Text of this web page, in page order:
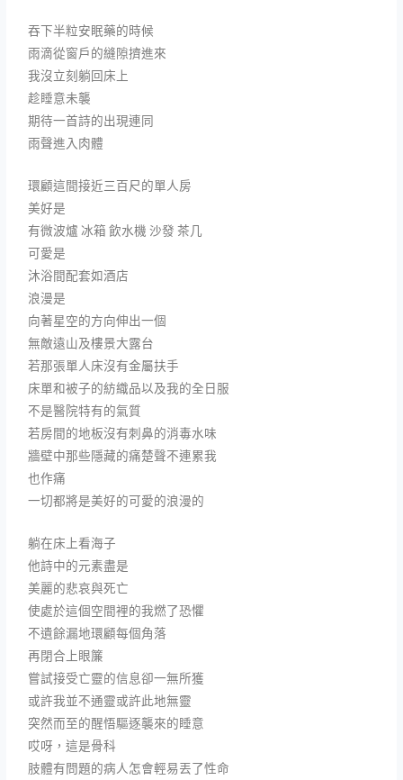
吞下半粒安眠藥的時候
雨滴從窗戶的縫隙擠進來
我沒立刻躺回床上
趁睡意未襲
期待一首詩的出現連同
雨聲進入肉體
環顧這間接近三百尺的單人房
美好是
有微波爐 冰箱 飲水機 沙發 茶几
可愛是
沐浴間配套如酒店
浪漫是
向著星空的方向伸出一個
無敵遠山及樓景大露台
若那張單人床沒有金屬扶手
床單和被子的紡織品以及我的全日服
不是醫院特有的氣質
若房間的地板沒有刺鼻的消毒水味
牆壁中那些隱藏的痛楚聲不連累我
也作痛
一切都將是美好的可愛的浪漫的
躺在床上看海子
他詩中的元素盡是
美麗的悲哀與死亡
使處於這個空間裡的我燃了恐懼
不遺餘漏地環顧每個角落
再閉合上眼簾
嘗試接受亡靈的信息卻一無所獲
或許我並不通靈或許此地無靈
突然而至的醒悟驅逐襲來的睡意
哎呀，這是骨科
肢體有問題的病人怎會輕易丟了性命